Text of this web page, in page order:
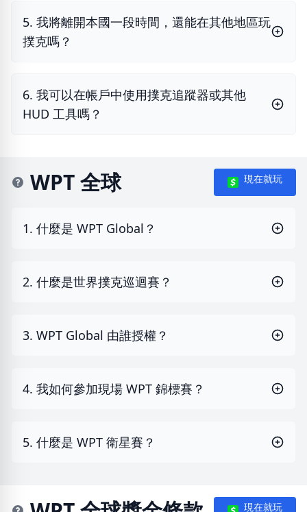
5. 我將離開本國一段時間，還能在其他地區玩
撲克嗎？
6. 我可以在帳戶中使用撲克追蹤器或其他
HUD 工具嗎？
WPT 全球 現在就玩
1. 什麼是 WPT Global？
2. 什麼是世界撲克巡迴賽？
3. WPT Global 由誰授權？
4. 我如何參加現場 WPT 錦標賽？
5. 什麼是 WPT 衛星賽？
現在就玩